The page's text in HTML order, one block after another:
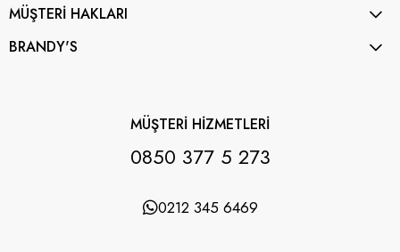
MÜŞTERİ HAKLARI
BRANDY'S
MÜŞTERİ HİZMETLERİ
0850 377 5 273
0212 345 6469